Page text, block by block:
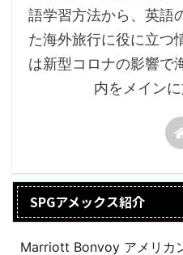
語学習方法から、英語
た海外旅行に役に立つ
は新型コロナの影響で
内をメインに
SPGアメックス紹介
Marriott Bonvoy アメリカ